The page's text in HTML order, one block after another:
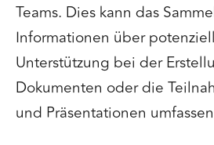
Teams. Dies kann das
Informationen über
Unterstützung bei der
Dokumenten oder die
und Präsentationen